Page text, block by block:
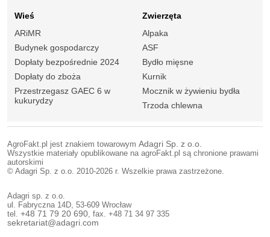
Wieś
ARiMR
Budynek gospodarczy
Dopłaty bezpośrednie 2024
Dopłaty do zboża
Przestrzegasz GAEC 6 w
kukurydzy
Zwierzęta
Alpaka
ASF
Bydło mięsne
Kurnik
Mocznik w żywieniu bydła
Trzoda chlewna
AgroFakt.pl jest znakiem towarowym Adagri Sp. z o.o.
Wszystkie materiały opublikowane na agroFakt.pl są chronione prawami
autorskimi
© Adagri Sp. z o.o. 2010-2026 r. Wszelkie prawa zastrzeżone.
Adagri sp. z o.o.
ul. Fabryczna 14D, 53-609 Wrocław
tel. +48 71 79 20 690 , fax. +48 71 34 97 335
sekretariat@adagri.com